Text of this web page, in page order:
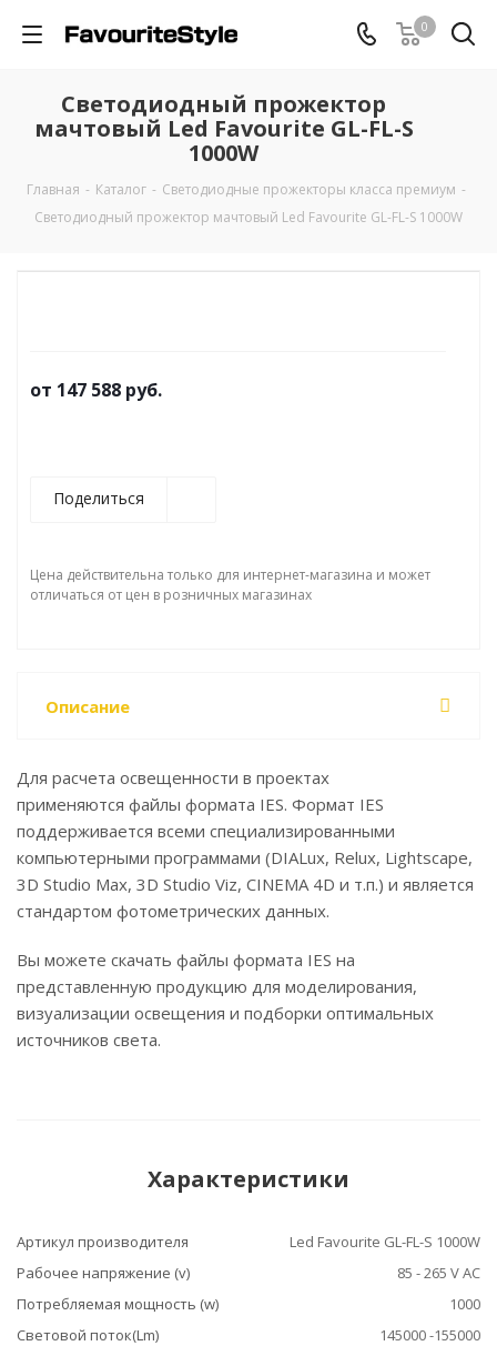
0
Светодиодный прожектор
мачтовый Led Favourite GL-FL-S
1000W
Главная - Каталог - Светодиодные прожекторы класса премиум -
Светодиодный прожектор мачтовый Led Favourite GL-FL-S 1000W
от 147 588 руб.
Поделиться
Цена действительна только для интернет-магазина и может
отличаться от цен в розничных магазинах
Описание
Для расчета освещенности в проектах
применяются файлы формата IES. Формат IES
поддерживается всеми специализированными
компьютерными программами (DIALux, Relux, Lightscape,
3D Studio Max, 3D Studio Viz, CINEMA 4D и т.п.) и является
стандартом фотометрических данных.
Вы можете скачать файлы формата IES на
представленную продукцию для моделирования,
визуализации освещения и подборки оптимальных
источников света.
Характеристики
Артикул производителя
Led Favourite GL-FL-S 1000W
Рабочее напряжение (v)
85 - 265 V AC
Потребляемая мощность (w)
1000
Световой поток(Lm)
145000 -155000